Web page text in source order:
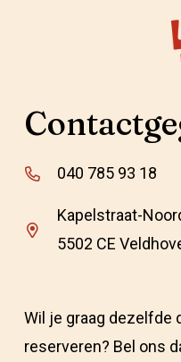
040 785 93 18
Kapelstraat-
5502 CE
Wil je graag dezelfde
reserveren? Bel ons